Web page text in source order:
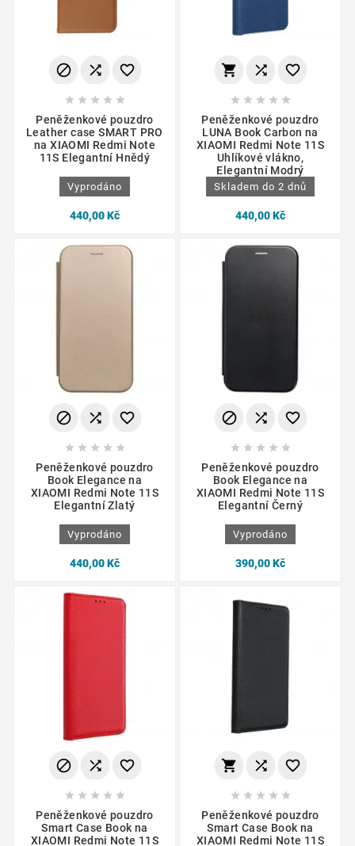
  
    
Peněženkové pouzdro
Leather case SMART PRO
na XIAOMI Redmi Note
11S Elegantní Hnědý
Vyprodáno
440,00 Kč
  
    
Peněženkové pouzdro
LUNA Book Carbon na
XIAOMI Redmi Note 11S
Uhlíkové vlákno,
Elegantní Modrý
Skladem do 2 dnů
440,00 Kč
  
    
Peněženkové pouzdro
Book Elegance na
XIAOMI Redmi Note 11S
Elegantní Zlatý
Vyprodáno
440,00 Kč
  
    
Peněženkové pouzdro
Book Elegance na
XIAOMI Redmi Note 11S
Elegantní Černý
Vyprodáno
390,00 Kč
  
    
Peněženkové pouzdro
Smart Case Book na
XIAOMI Redmi Note 11S
  
    
Peněženkové pouzdro
Smart Case Book na
XIAOMI Redmi Note 11S